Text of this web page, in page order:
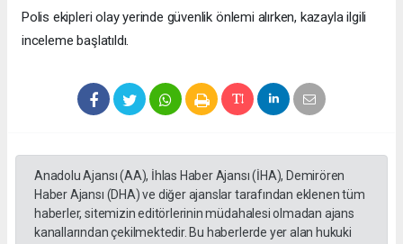
Polis ekipleri olay yerinde güvenlik önlemi alırken, kazayla ilgili
inceleme başlatıldı.
Anadolu Ajansı (AA), İhlas Haber Ajansı (İHA), Demirören
Haber Ajansı (DHA) ve diğer ajanslar tarafından eklenen tüm
haberler, sitemizin editörlerinin müdahalesi olmadan ajans
kanallarından çekilmektedir. Bu haberlerde yer alan hukuki